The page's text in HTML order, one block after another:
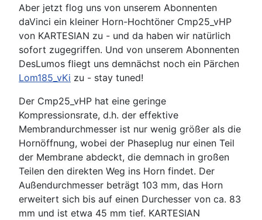
Aber jetzt flog uns von unserem Abonnenten
daVinci ein kleiner Horn-Hochtöner Cmp25_vHP
von KARTESIAN zu - und da haben wir natürlich
sofort zugegriffen. Und von unserem Abonnenten
DesLumos fliegt uns demnächst noch ein Pärchen
Lom185_vKi zu - stay tuned!
Der Cmp25_vHP hat eine geringe
Kompressionsrate, d.h. der effektive
Membrandurchmesser ist nur wenig größer als die
Hornöffnung, wobei der Phaseplug nur einen Teil
der Membrane abdeckt, die demnach in großen
Teilen den direkten Weg ins Horn findet. Der
Außendurchmesser beträgt 103 mm, das Horn
erweitert sich bis auf einen Durchesser von ca. 83
mm und ist etwa 45 mm tief. KARTESIAN